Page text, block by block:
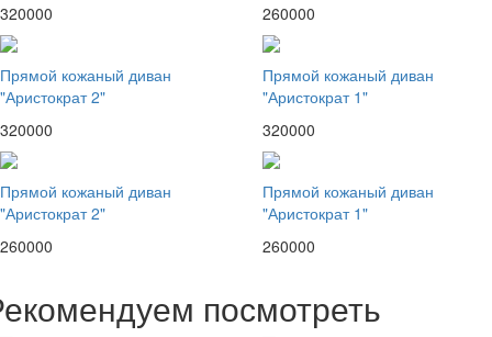
320000
260000
Прямой кожаный диван
"Аристократ 2"
320000
Прямой кожаный диван
"Аристократ 1"
320000
Прямой кожаный диван
"Аристократ 2"
260000
Прямой кожаный диван
"Аристократ 1"
260000
посмотреть